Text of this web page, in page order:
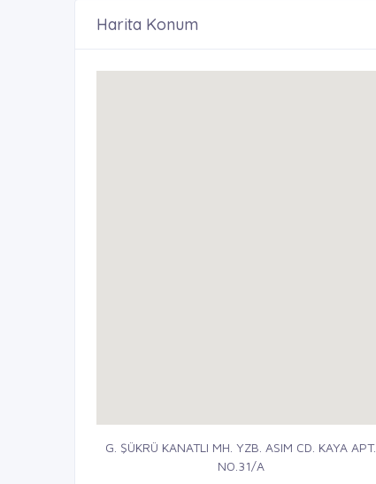
Harita Konum
G. ŞÜKRÜ KANATLI MH. YZB. ASIM CD. KAYA APT.
NO.31/A